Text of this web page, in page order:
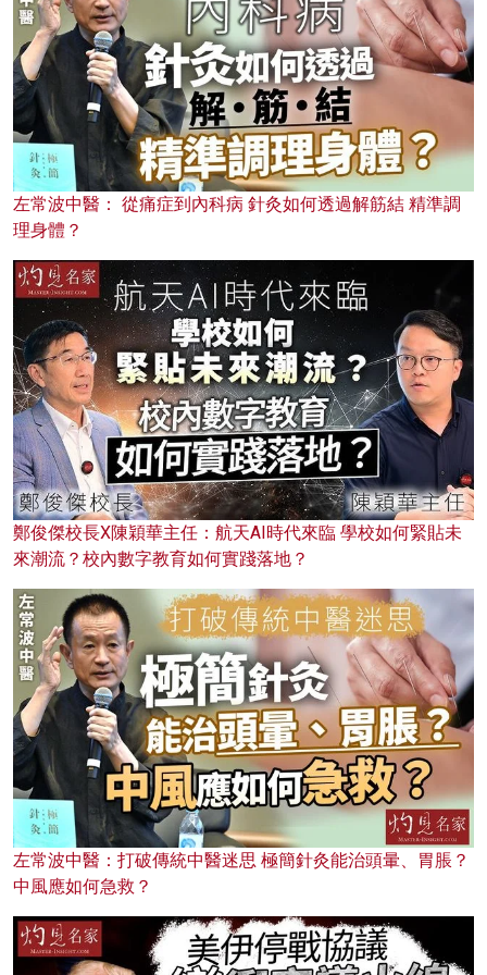
左常波中醫： 從痛症到內科病 針灸如何透過解筋結 精準調
理身體？
鄭俊傑校長X陳穎華主任：航天AI時代來臨 學校如何緊貼未
來潮流？校內數字教育如何實踐落地？
左常波中醫：打破傳統中醫迷思 極簡針灸能治頭暈、胃脹？
中風應如何急救？